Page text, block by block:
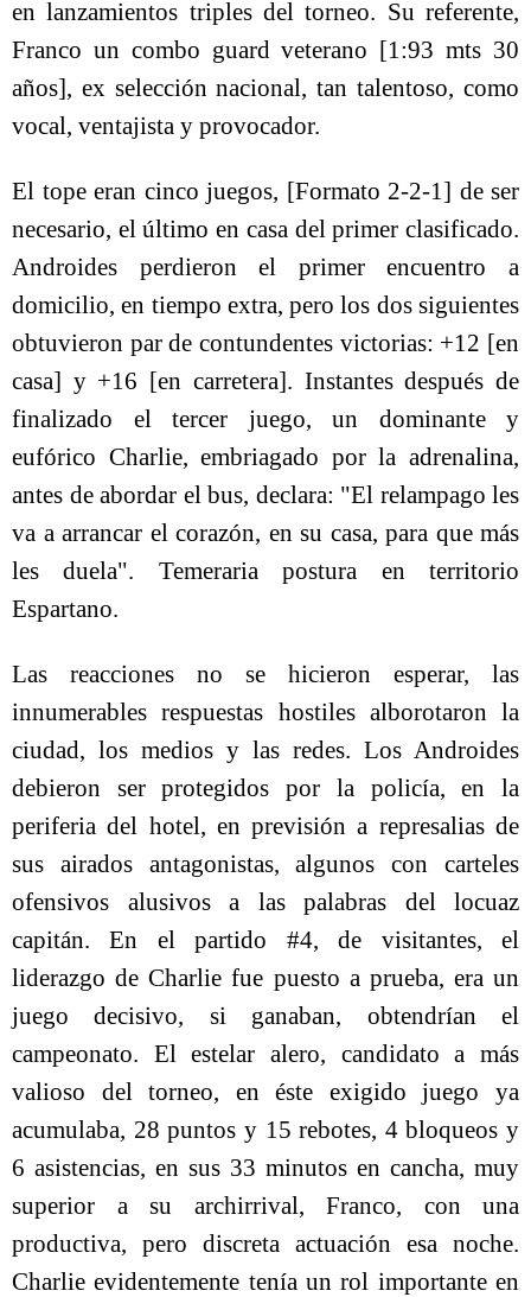
en lanzamientos triples del torneo. Su referente,
Franco un combo guard veterano [1:93 mts 30
años], ex selección nacional, tan talentoso, como
vocal, ventajista y provocador.
El tope eran cinco juegos, [Formato 2-2-1] de ser
necesario, el último en casa del primer clasificado.
Androides perdieron el primer encuentro a
domicilio, en tiempo extra, pero los dos siguientes
obtuvieron par de contundentes victorias: +12 [en
casa] y +16 [en carretera]. Instantes después de
finalizado el tercer juego, un dominante y
eufórico Charlie, embriagado por la adrenalina,
antes de abordar el bus, declara: "El relampago les
va a arrancar el corazón, en su casa, para que más
les duela". Temeraria postura en territorio
Espartano.
Las reacciones no se hicieron esperar, las
innumerables respuestas hostiles alborotaron la
ciudad, los medios y las redes. Los Androides
debieron ser protegidos por la policía, en la
periferia del hotel, en previsión a represalias de
sus airados antagonistas, algunos con carteles
ofensivos alusivos a las palabras del locuaz
capitán. En el partido #4, de visitantes, el
liderazgo de Charlie fue puesto a prueba, era un
juego decisivo, si ganaban, obtendrían el
campeonato. El estelar alero, candidato a más
valioso del torneo, en éste exigido juego ya
acumulaba, 28 puntos y 15 rebotes, 4 bloqueos y
6 asistencias, en sus 33 minutos en cancha, muy
superior a su archirrival, Franco, con una
productiva, pero discreta actuación esa noche.
Charlie evidentemente tenía un rol importante en